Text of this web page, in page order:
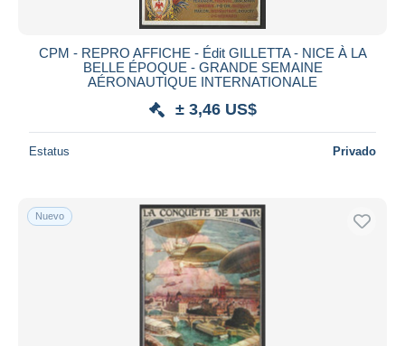
CPM - REPRO AFFICHE - Édit GILLETTA - NICE À LA
BELLE ÉPOQUE - GRANDE SEMAINE
AÉRONAUTIQUE INTERNATIONALE
± 3,46 US$
Estatus Privado
Nuevo